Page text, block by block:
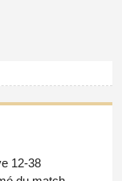
12-38